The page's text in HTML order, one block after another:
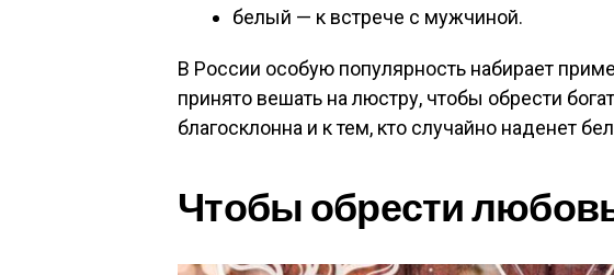
белый — к встрече с мужчиной.
В России особую популярность набирает
принято вешать на люстру, чтобы обрести
благосклонна и к тем, кто случайно наденет
Чтобы обрести